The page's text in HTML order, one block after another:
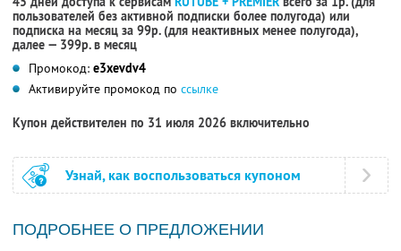
пользователей без активной подписки более полугода) или
подписка на месяц за 99р. (для неактивных менее полугода),
далее — 399р. в месяц
Промокод: e3xevdv4
Активируйте промокод по ссылке
Купон действителен по 31 июля 2026 включительно
Узнай, как воспользоваться купоном
ПОДРОБНЕЕ О ПРЕДЛОЖЕНИИ